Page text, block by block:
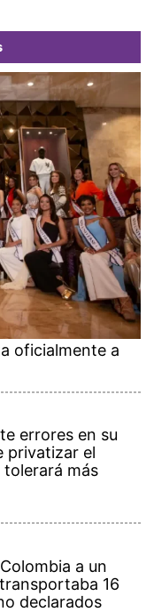
oficialmente a
errores en su
privatizar el
más
a un
16
declarados